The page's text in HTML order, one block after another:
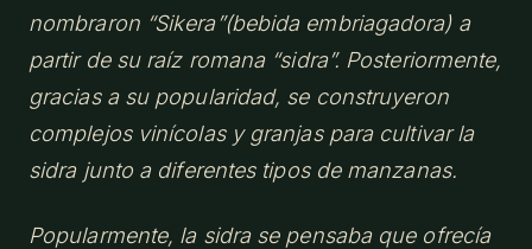
nombraron “Sikera”(bebida embriagadora) a
partir de su raíz romana “sidra”. Posteriormente,
gracias a su popularidad, se construyeron
complejos vinícolas y granjas para cultivar la
sidra junto a diferentes tipos de manzanas.
Popularmente, la sidra se pensaba que ofrecía